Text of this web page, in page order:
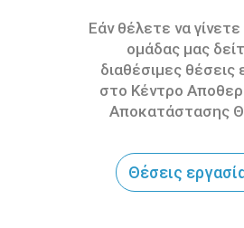
Εάν θέλετε να
ομάδας μας
διαθέσιμες θέσεις
στο Κέντρο
Αποκατάστασης
Θέσεις